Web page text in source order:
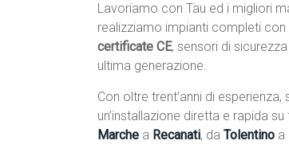
Lavoriamo con Tau ed i migliori
realizziamo impianti completi con
certificate CE, sensori di
ultima generazione.
Con oltre trent’anni di
un’installazione diretta e rapida
Marche a Recanati, da Tolentino a